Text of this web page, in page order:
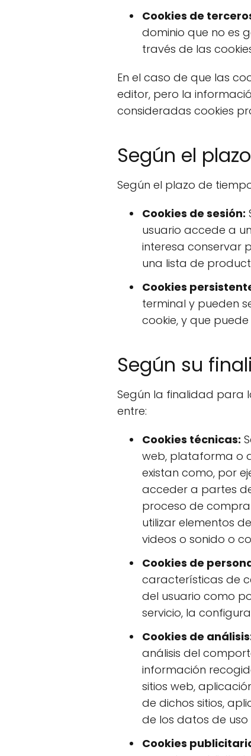
Cookies de
dominio que no es
través de las
En el caso de que las
editor, pero la
consideradas cookies
Según el
Según el plazo de
Cookies de sesión:
usuario accede a
interesa conservar
una lista de
Cookies
terminal y pueden
cookie, y que
Según su
Según la finalidad para
entre:
Cookies técnicas:
web, plataforma o
existan como, por
acceder a partes
proceso de
utilizar elementos
videos o sonido o
Cookies de
características de
del usuario como
servicio, la
Cookies de
análisis del
información
sitios web,
de dichos sitios,
de los datos de uso
Cookies